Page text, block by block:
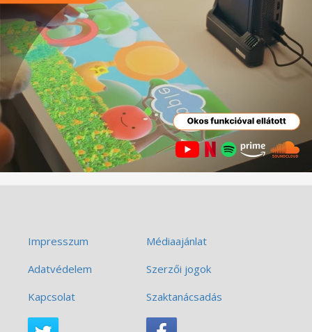
Impresszum
Médiaajánlat
Adatvédelem
Szerzői jogok
Kapcsolat
Szaktanácsadás